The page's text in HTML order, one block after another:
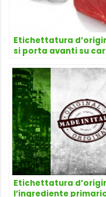
Etichettatura
si porta avanti su
Etichettatura
l’ingrediente